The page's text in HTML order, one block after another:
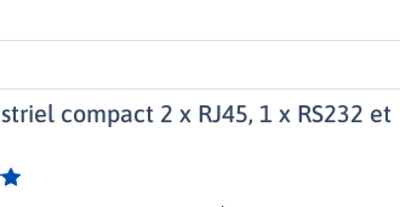
compact 2 x RJ45, 1 x RS232 et